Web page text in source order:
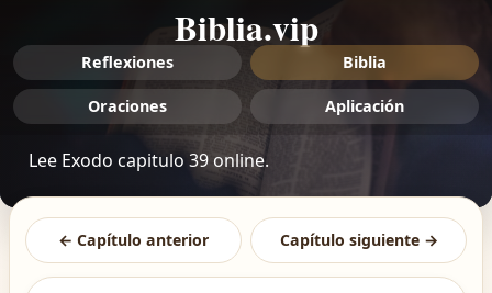
Biblia.vip
Reflexiones Biblia
Oraciones Aplicación
Lee Exodo capitulo 39 online.
← Capítulo anterior Capítulo siguiente →